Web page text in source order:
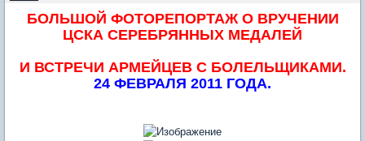
БОЛЬШОЙ ФОТОРЕПОРТАЖ О ВРУЧЕНИИ
ЦСКА СЕРЕБРЯННЫХ МЕДАЛЕЙ
И ВСТРЕЧИ АРМЕЙЦЕВ С БОЛЕЛЬЩИКАМИ.
24 ФЕВРАЛЯ 2011 ГОДА.